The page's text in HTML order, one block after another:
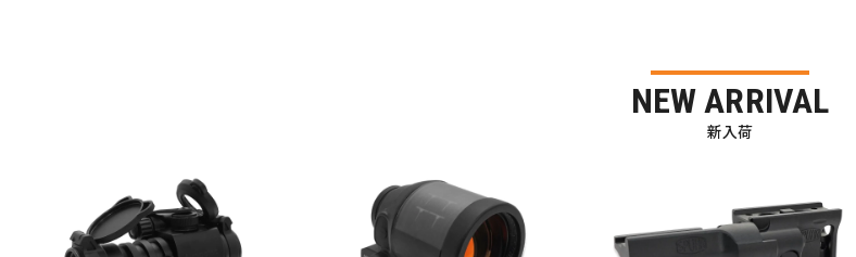
NEW ARRIVAL
新入荷